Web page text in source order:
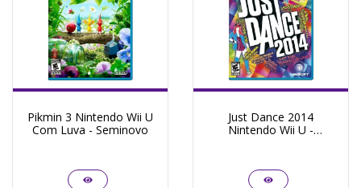
Pikmin 3 Nintendo Wii U
Com Luva - Seminovo
Just Dance 2014
Nintendo Wii U -